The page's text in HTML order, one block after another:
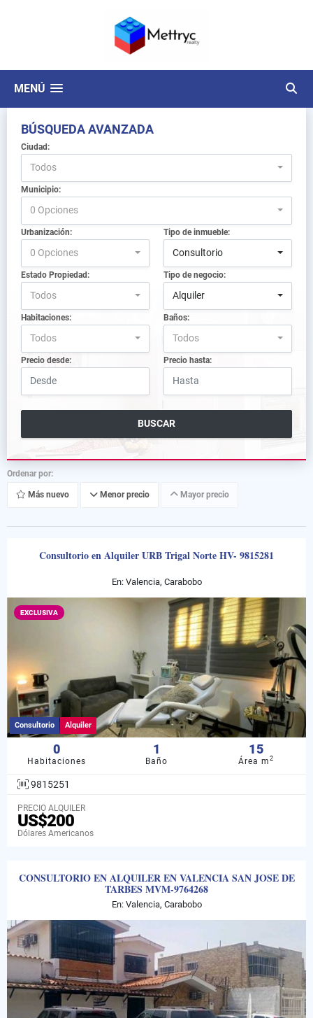
MENÚ
BÚSQUEDA AVANZADA
Ciudad:
Todos
Municipio:
0 Opciones
Urbanización:
0 Opciones
Tipo de inmueble:
Consultorio
Estado Propiedad:
Todos
Tipo de negocio:
Alquiler
Habitaciones:
Todos
Baños:
Todos
Precio desde: Precio hasta:
BUSCAR
Ordenar por:
Más nuevo Menor precio Mayor precio
Consultorio en Alquiler URB Trigal Norte HV- 9815281
En: Valencia, Carabobo
EXCLUSIVA
Consultorio Alquiler
0
Habitaciones
1
Baño
15
Área m2
9815251
PRECIO ALQUILER
US$200
Dólares Americanos
CONSULTORIO EN ALQUILER EN VALENCIA SAN JOSE DE
TARBES MVM-9764268
En: Valencia, Carabobo